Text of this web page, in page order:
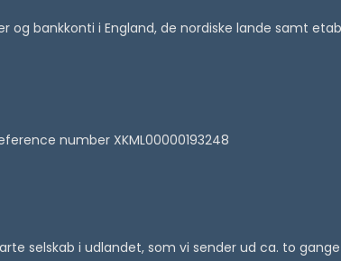
og bankkonti i England, de nordiske lande samt
number XKML00000193248
selskab i udlandet, som vi sender ud ca. to